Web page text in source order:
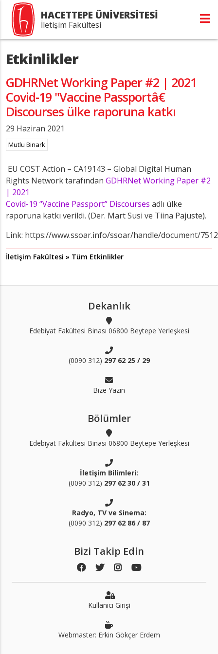
HACETTEPE ÜNİVERSİTESİ
İletişim Fakültesi
Etkinlikler
GDHRNet Working Paper #2 | 2021
Covid-19 "Vaccine Passportâ€
Discourses ülke raporuna katkı
29 Haziran 2021
Mutlu Binark
EU COST Action – CA19143 – Global Digital Human
Rights Network tarafından GDHRNet Working Paper #2
| 2021
Covid-19 “Vaccine Passport” Discourses adlı ülke
raporuna katkı verildi. (Der. Mart Susi ve Tiina Pajuste).
Link: https://www.ssoar.info/ssoar/handle/document/
İletişim Fakültesi » Tüm Etkinlikler
Dekanlık
Edebiyat Fakültesi Binası 06800 Beytepe Yerleşkesi
(0090 312) 297 62 25 / 29
Bize Yazın
Bölümler
Edebiyat Fakültesi Binası 06800 Beytepe Yerleşkesi
İletişim Bilimleri:
(0090 312) 297 62 30 / 31
Radyo, TV ve Sinema:
(0090 312) 297 62 86 / 87
Bizi Takip Edin
Kullanıcı Girişi
Webmaster: Erkin Gökçer Erdem